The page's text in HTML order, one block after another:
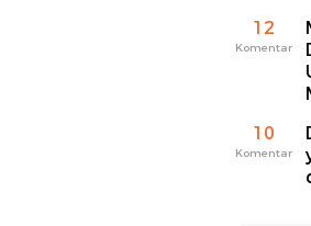
12
Komentar
10
Komentar